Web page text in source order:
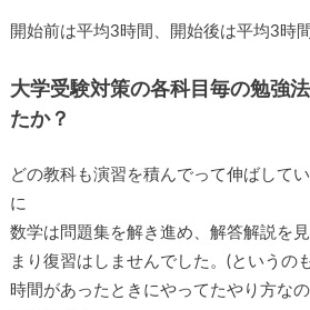
開始前は平均3時間、開始後は平均3時
大学受験対策の各科目毎の勉強
たか？
どの教科も演習を積んでって伸ばして
に
数学は問題集を解き進め、解答解説を
まり復習はしませんでした。(というの
時間があったときにやってたやり方な